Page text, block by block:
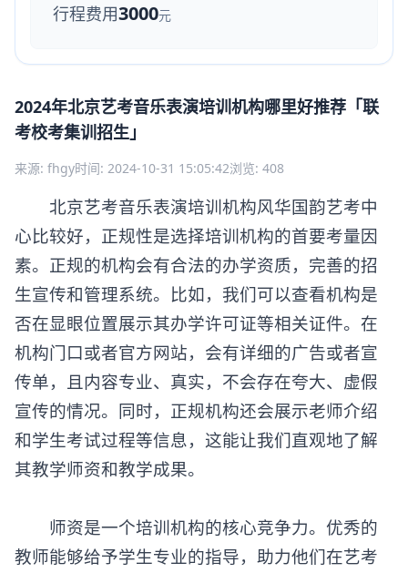
行程费用3000元
2024年北京艺考音乐表演培训机构哪里好推荐「联
考校考集训招生」
来源: fhgy时间: 2024-10-31 15:05:42浏览: 408
北京艺考音乐表演培训机构风华国韵艺考中
心比较好，正规性是选择培训机构的首要考量因
素。正规的机构会有合法的办学资质，完善的招
生宣传和管理系统。比如，我们可以查看机构是
否在显眼位置展示其办学许可证等相关证件。在
机构门口或者官方网站，会有详细的广告或者宣
传单，且内容专业、真实，不会存在夸大、虚假
宣传的情况。同时，正规机构还会展示老师介绍
和学生考试过程等信息，这能让我们直观地了解
其教学师资和教学成果。
师资是一个培训机构的核心竞争力。优秀的
教师能够给予学生专业的指导，助力他们在艺考